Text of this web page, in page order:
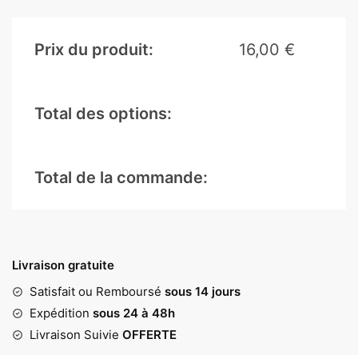
Prix du produit: 16,00€
Total des options:
Total de la commande:
Livraison gratuite
Satisfait ou Remboursé sous 14 jours
Expédition sous 24 à 48h
Livraison Suivie OFFERTE